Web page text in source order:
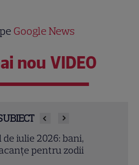
Google News
nou VIDEO
horoscop: Zodia
capitol după Luna